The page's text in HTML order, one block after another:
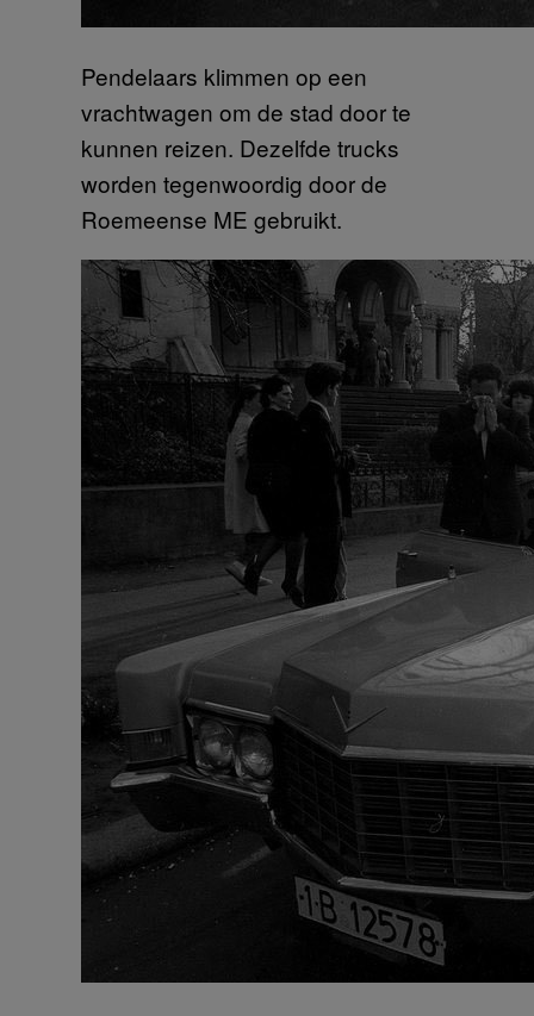
Pendelaars klimmen op een
vrachtwagen om de stad door te
kunnen reizen. Dezelfde trucks
worden tegenwoordig door de
Roemeense ME gebruikt.